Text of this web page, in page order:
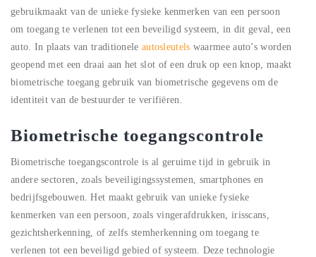
gebruikmaakt van de unieke fysieke kenmerken van een persoon
om toegang te verlenen tot een beveiligd systeem, in dit geval, een
auto. In plaats van traditionele autosleutels waarmee auto’s worden
geopend met een draai aan het slot of een druk op een knop, maakt
biometrische toegang gebruik van biometrische gegevens om de
identiteit van de bestuurder te verifiëren.
Biometrische toegangscontrole
Biometrische toegangscontrole is al geruime tijd in gebruik in
andere sectoren, zoals beveiligingssystemen, smartphones en
bedrijfsgebouwen. Het maakt gebruik van unieke fysieke
kenmerken van een persoon, zoals vingerafdrukken, irisscans,
gezichtsherkenning, of zelfs stemherkenning om toegang te
verlenen tot een beveiligd gebied of systeem. Deze technologie